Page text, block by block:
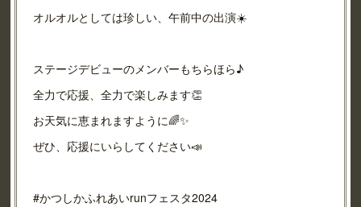
オルオルとしては珍しい、午前中の出演☀️
ステージデビューのメンバーもちらほら♪
全力で応援、全力で楽しみます👏
お天気に恵まれますように🌈✨
ぜひ、応援にいらしてください📣
#かつしかふれあいrunフェスタ2024